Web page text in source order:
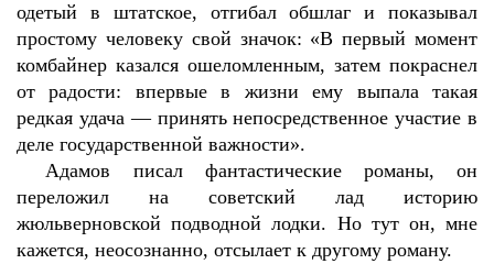
одетый в штатское, отгибал обшлаг и показывал
простому человеку свой значок: «В первый момент
комбайнер казался ошеломленным, затем покраснел
от радости: впервые в жизни ему выпала такая
редкая удача — принять непосредственное участие в
деле государственной важности».
Адамов писал фантастические романы, он
переложил на советский лад историю
жюльверновской подводной лодки. Но тут он, мне
кажется, неосознанно, отсылает к другому роману.